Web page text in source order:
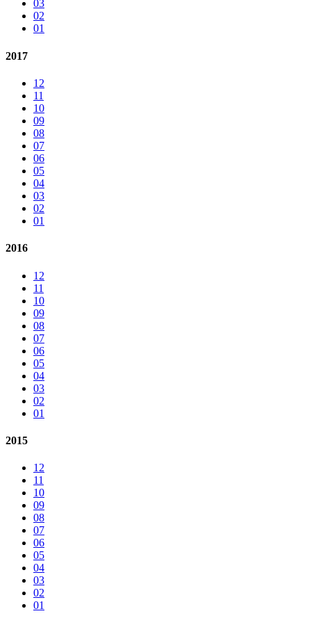
03
02
01
2017
12
11
10
09
08
07
06
05
04
03
02
01
2016
12
11
10
09
08
07
06
05
04
03
02
01
2015
12
11
10
09
08
07
06
05
04
03
02
01